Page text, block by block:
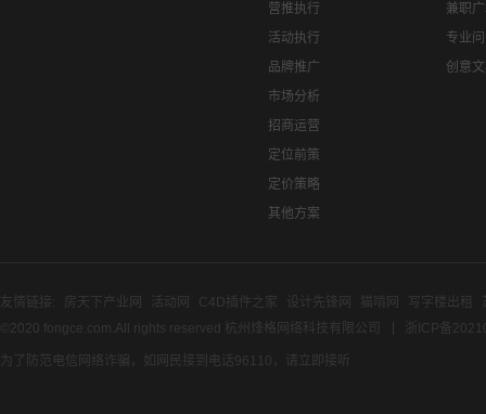
营推执行
活动执行
品牌推广
市场分析
招商运营
定位前策
定价策略
其他方案
兼职
专业
创意
友情链接: 房天下产业网 活动网 C4D插件之家 设计先锋网 猫啃网 写字楼出租
©2020 fongce.com.All rights reserved 杭州烽格网络科技有限公司
浙ICP备
为了防范电信网络诈骗，如网民接到电话96110，请立即接听